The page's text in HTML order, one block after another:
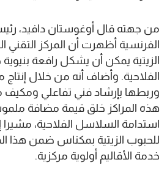
من جهته قال أوغوستان دافيد،
الفرنسية أظهرت أن المركز
الزيتية يمكن أن يشكل رافعة
الفلاحية. وأضاف أنه من خلال إنتاج
وربطها بإرشاد فني تفاعلي ومكيف
هذه المراكز خلق قيمة مضافة
استدامة السلاسل الفلاحية، مشيرا
للحبوب الزيتية بمكناس ضمن هذا
خدمة الأقاليم أولوية مركزية.